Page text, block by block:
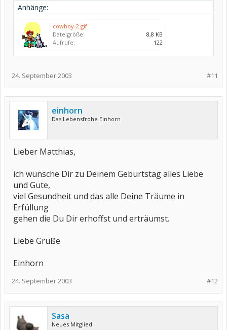
Anhänge:
cowboy-2.gif
Dateigröße:
8,8 KB
Aufrufe:
122
#11
24. September 2003
einhorn
Das Lebensfrohe Einhorn
Lieber Matthias,
ich wünsche Dir zu Deinem Geburtstag alles Liebe
und Gute,
viel Gesundheit und das alle Deine Träume in
Erfüllung
gehen die Du Dir erhoffst und erträumst.
Liebe Grüße
Einhorn
#12
24. September 2003
Sasa
Neues Mitglied